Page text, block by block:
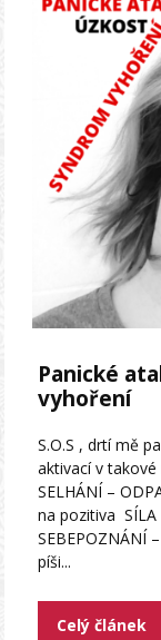
Panické
vyhoření
S.O.S , drtí mě
aktivací v takové
SELHÁNÍ –
na pozitiva SÍLA
SEBEPOZNÁNÍ
píši...
Celý článek